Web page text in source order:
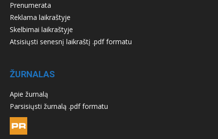
Prenumerata
Reklama laikraštyje
Skelbimai laikraštyje
Atsisiųsti senesnį laikraštį .pdf formatu
ŽURNALAS
Apie žurnalą
Parsisiųsti žurnalą .pdf formatu